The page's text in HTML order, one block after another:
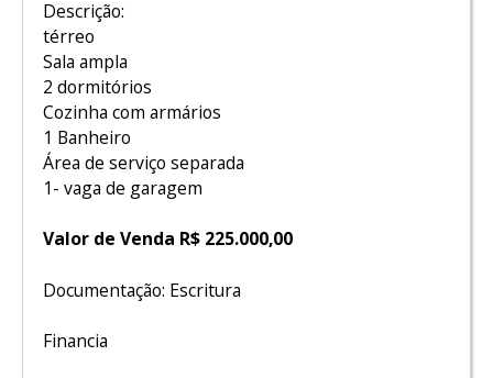
Descrição:
térreo
Sala ampla
2 dormitórios
Cozinha com armários
1 Banheiro
Área de serviço separada
1- vaga de garagem
Valor de Venda R$ 225.000,00
Documentação: Escritura
Financia